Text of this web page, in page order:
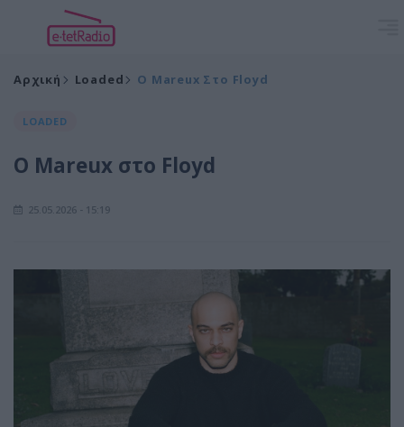
Αρχική Loaded O Mareux Στο Floyd
LOADED
O Mareux στο Floyd
25.05.2026 - 15:19